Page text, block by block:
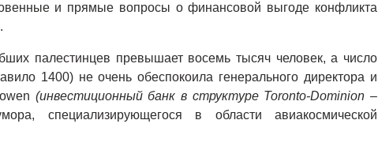
и прямые вопросы о финансовой выгоде конфликта
палестинцев превышает восемь тысяч человек, а число
1400) не очень обеспокоила генерального директора и
(инвестиционный банк в структуре Toronto-Dominion –
специализирующегося в области авиакосмической